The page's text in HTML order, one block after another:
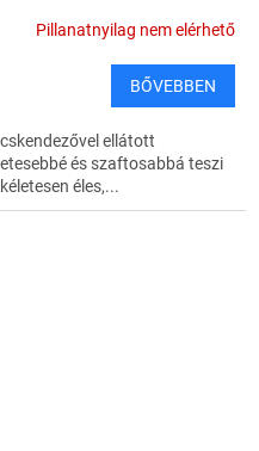
Pillanatnyilag nem elérhető
BŐVEBBEN
ellátott
és szaftosabbá teszi
éles,...